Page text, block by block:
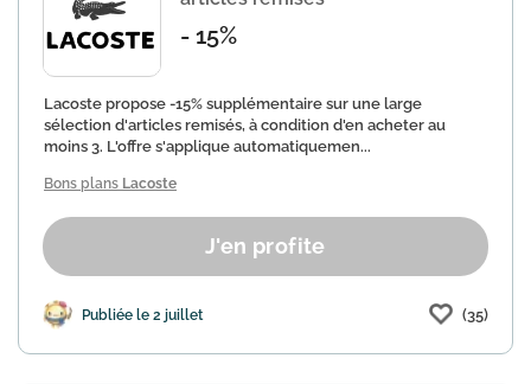
- 15%
Lacoste propose -15% supplémentaire sur une large
sélection d'articles remisés, à condition d'en acheter au
moins 3. L'offre s'applique automatiquemen...
Bons plans Lacoste
J'en profite
Publiée le 2 juillet (35)